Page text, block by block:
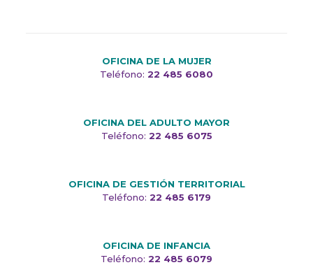
OFICINA DE LA MUJER
Teléfono: 22 485 6080
OFICINA DEL ADULTO MAYOR
Teléfono: 22 485 6075
OFICINA DE GESTIÓN TERRITORIAL
Teléfono: 22 485 6179
OFICINA DE INFANCIA
Teléfono: 22 485 6079